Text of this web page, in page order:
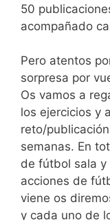
50
acompañado
Pero atentos
sorpresa por
Os vamos a
los ejercicios y
reto/
semanas. En
de fútbol sala y
acciones de
viene os
y cada uno de